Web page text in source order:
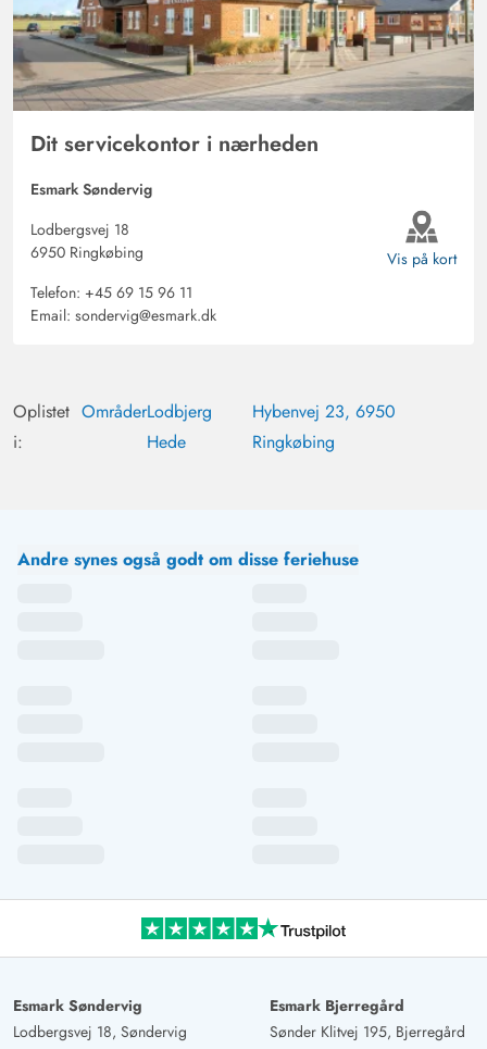
Dit servicekontor i nærheden
Esmark Søndervig
Lodbergsvej 18
6950 Ringkøbing
Telefon: +45 69 15 96 11
Email: sondervig@esmark.dk
Vis på kort
Oplistet
i:
OmråderLodbjerg
Hede
Hybenvej 23, 6950
Ringkøbing
Andre synes også godt om disse feriehuse
Esmark Søndervig
Lodbergsvej 18, Søndervig
Esmark Bjerregård
Sønder Klitvej 195, Bjerregård